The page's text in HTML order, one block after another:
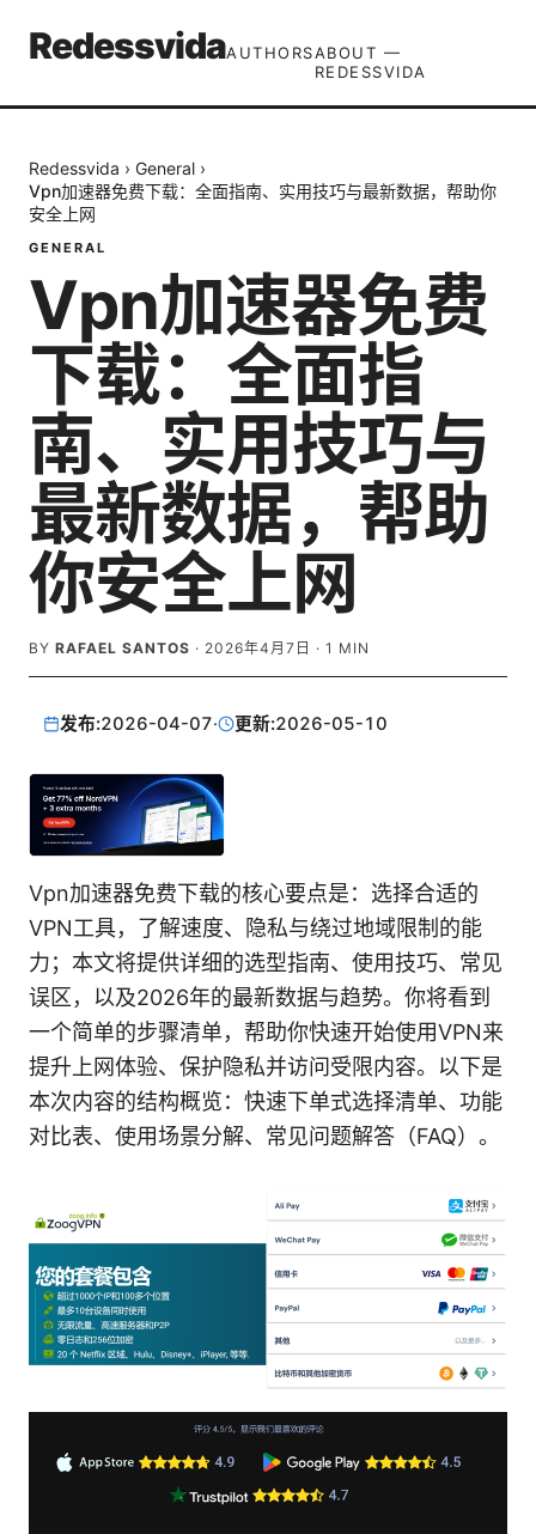
RedessvidaAUTHORSABOUT —
REDESSVIDA
Redessvida › General ›
Vpn加速器免费下载：全面指南、实用技巧与最新数据，帮助你
安全上网
GENERAL
Vpn加速器免费
下载：全面指
南、实用技巧与
最新数据，帮助
你安全上网
BY RAFAEL SANTOS · 2026年4月7日 · 1 MIN
发布:2026-04-07· 更新:2026-05-10
Vpn加速器免费下载的核心要点是：选择合适的
VPN工具，了解速度、隐私与绕过地域限制的能
力；本文将提供详细的选型指南、使用技巧、常见
误区，以及2026年的最新数据与趋势。你将看到
一个简单的步骤清单，帮助你快速开始使用VPN来
提升上网体验、保护隐私并访问受限内容。以下是
本次内容的结构概览：快速下单式选择清单、功能
对比表、使用场景分解、常见问题解答（FAQ）。